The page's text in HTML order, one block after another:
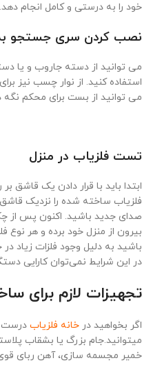
خود را به درستی و کامل انجام دهد.
نصب کردن سری جستجو
می توانید از دسته جاروب و یا
استفاده کنید. از نوار چسب نیز
می توانید از بست برای محکم
تست فلزیاب در منزل
ابتدا باید با قرار دادن یک قاشق
فلزیاب ساخته شده را نزدیک
صدای جدید باشید. اکنون پس از
بیرون از منزل خود برده و هر نوع
باشید به دلیل وجود فلزات زیاد
در این شرایط نمی‌توان کارایی
تجهیزات لازم برای
اگر بخواهید در خانه فلزیاب درست
خمیر مجسمه سازی، آهن ربای قوی،